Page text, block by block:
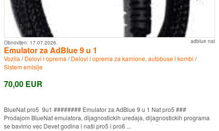
adblue nat
Obnovljen: 17.07.2026.
Emulator za AdBlue 9 u 1
Vozila /Delovi i oprema /Delovi i oprema za kamione, autobuse i kombi /
Sistem emisije
70,00 EUR
BlueNat pro5 9u1 ######## Emulator za AdBlue 9 u 1 Nat pro5 ###
Prodajom BlueNat emulatora, dijagnostickih uredaja, dijagnostickih programa
se bavimo vec Devet godina i naši pro5 i pro6 ...